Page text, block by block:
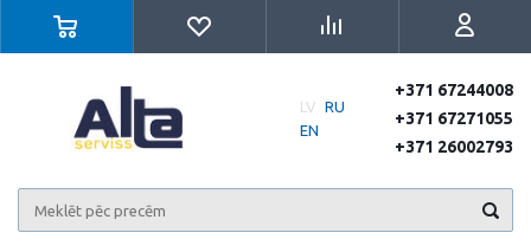
LV RU
EN
+371 67244008
+371 67271055
+371 26002793